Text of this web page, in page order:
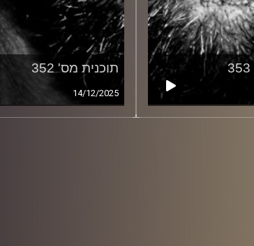
תוכנית מס' 352
14/12/2025